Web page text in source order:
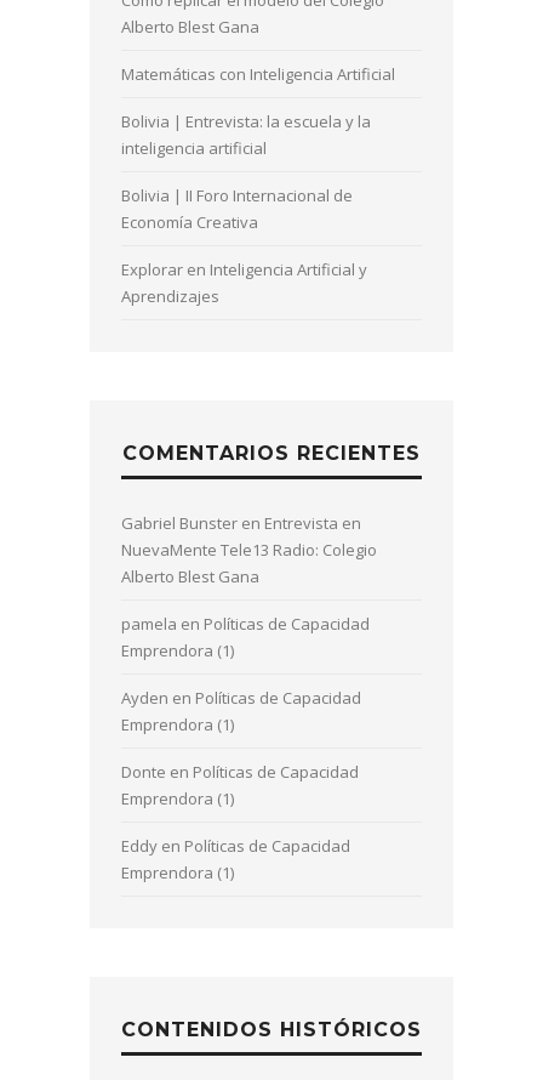
Alberto Blest Gana
Matemáticas con Inteligencia Artificial
Bolivia | Entrevista: la escuela y la
inteligencia artificial
Bolivia | II Foro Internacional de
Economía Creativa
Explorar en Inteligencia Artificial y
Aprendizajes
COMENTARIOS RECIENTES
Gabriel Bunster en Entrevista en
NuevaMente Tele13 Radio: Colegio
Alberto Blest Gana
pamela en Políticas de Capacidad
Emprendora (1)
Ayden en Políticas de Capacidad
Emprendora (1)
Donte en Políticas de Capacidad
Emprendora (1)
Eddy en Políticas de Capacidad
Emprendora (1)
CONTENIDOS HISTÓRICOS